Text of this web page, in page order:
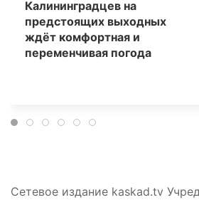
Калининградцев на
предстоящих выходных
ждёт комфортная и
переменчивая погода
Сетевое издание kaskad.tv